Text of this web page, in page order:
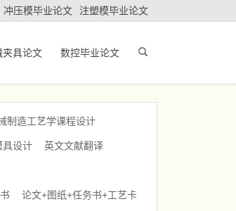
冲压模毕业论文 注塑模毕业论文
夹具论文 数控毕业论文
制造工艺学课程设计
具设计 英文文献翻译
论文+图纸+任务书+工艺卡